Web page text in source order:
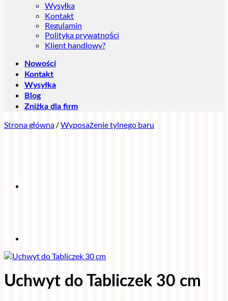
Wysyłka
Kontakt
Regulamin
Polityka prywatności
Klient handlowy?
Nowości
Kontakt
Wysyłka
Blog
Zniżka dla firm
Strona główna /Wyposażenie tylnego baru
Uchwyt do Tabliczek 30 cm